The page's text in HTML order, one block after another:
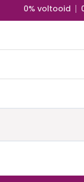
0% voltooid